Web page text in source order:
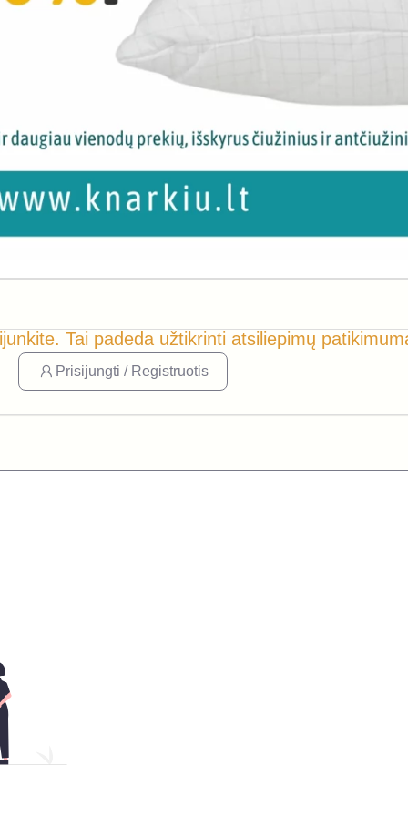
Tai padeda užtikrinti atsiliepimų
Prisijungti / Registruotis